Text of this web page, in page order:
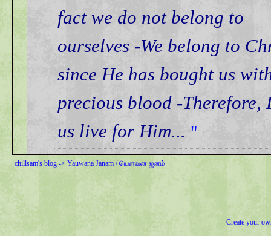
fact we do not belong to
ourselves -We belong to
since He has bought us
precious blood -Therefore,
us live for Him...
chillsam's blog -> Yauwana Janam / யௌவன ஜனம்
Create your